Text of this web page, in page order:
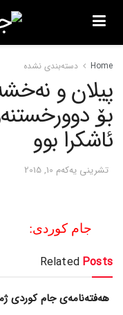
Home دسته‌بندی نشده
پیلان و
بۆ
ئاشکرا بوو
تشرینی یه‌كه‌م 10, 2015
جام کوردی:
Related Posts
هەفتەنامەی جام کوردی